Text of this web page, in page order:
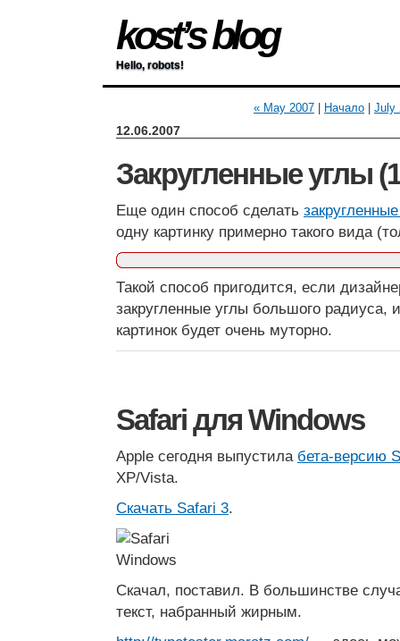
kost’s blog
Hello, robots!
« May 2007 Начало July
12.06.2007
Закругленные углы
Еще один способ сделать
одну картинку примерно такого вида
Такой способ пригодится, если
закругленные углы большого радиуса,
картинок будет очень муторно.
Safari для Windows
Apple сегодня выпустила бета-версию
XP/Vista.
Скачать Safari 3.
Скачал, поставил. В большинстве
текст, набранный жирным.